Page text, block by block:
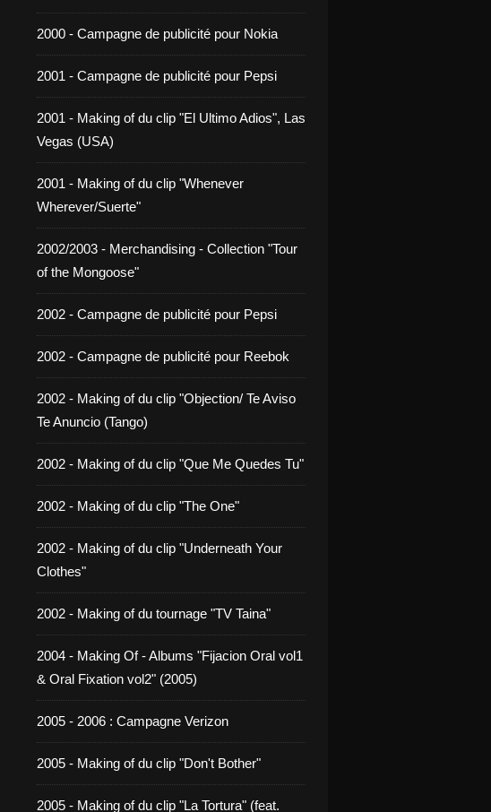
2000 - Campagne de publicité pour Nokia
2001 - Campagne de publicité pour Pepsi
2001 - Making of du clip "El Ultimo Adios", Las
Vegas (USA)
2001 - Making of du clip "Whenever
Wherever/Suerte"
2002/2003 - Merchandising - Collection "Tour
of the Mongoose"
2002 - Campagne de publicité pour Pepsi
2002 - Campagne de publicité pour Reebok
2002 - Making of du clip "Objection/ Te Aviso
Te Anuncio (Tango)
2002 - Making of du clip "Que Me Quedes Tu"
2002 - Making of du clip "The One"
2002 - Making of du clip "Underneath Your
Clothes"
2002 - Making of du tournage "TV Taina"
2004 - Making Of - Albums "Fijacion Oral vol1
& Oral Fixation vol2" (2005)
2005 - 2006 : Campagne Verizon
2005 - Making of du clip "Don't Bother"
2005 - Making of du clip "La Tortura" (feat.